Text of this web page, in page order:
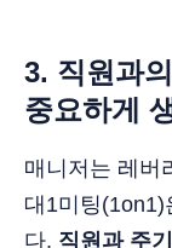
3. 직원과의
중요하게
매니저는 레버
대1미팅(1on1)
다. 직원과 주